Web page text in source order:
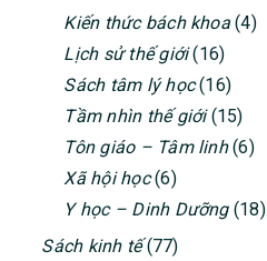
SIDEBAR
Kiến thức bách khoa(4)
Lịch sử thế giới(16)
Sách tâm lý học(16)
Tầm nhìn thế giới(15)
Tôn giáo – Tâm linh(6)
Xã hội học(6)
Y học – Dinh Dưỡng(18)
Sách kinh tế(77)